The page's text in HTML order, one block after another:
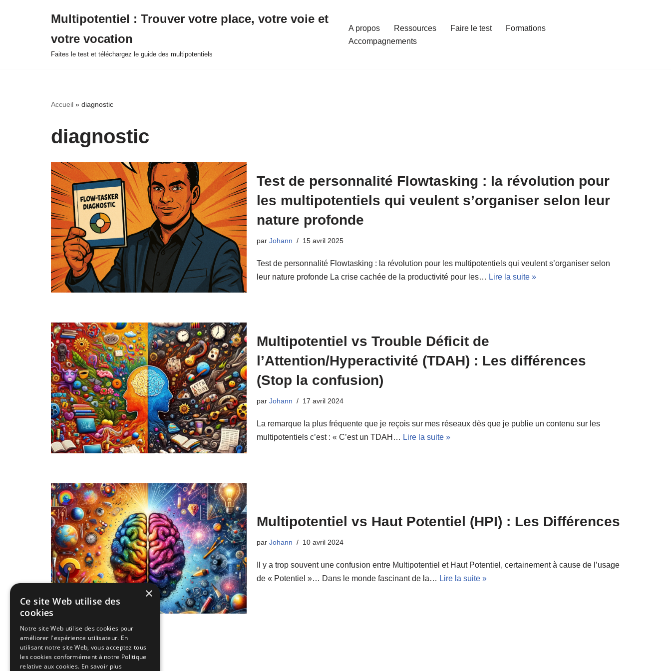
Multipotentiel : Trouver votre place, votre voie et
votre vocation
Faites le test et téléchargez le guide des multipotentiels
A propos Ressources Faire le test
Formations
Accompagnements
Accueil » diagnostic
diagnostic
Test de personnalité Flowtasking : la révolution pour
les multipotentiels qui veulent s’organiser selon leur
nature profonde
par Johann 15 avril 2025
Test de personnalité Flowtasking : la révolution pour les multipotentiels qui veulent s’organiser selon
leur nature profonde La crise cachée de la productivité pour les… Lire la suite »
Multipotentiel vs Trouble Déficit de
l’Attention/Hyperactivité (TDAH) : Les différences
(Stop la confusion)
par Johann 17 avril 2024
La remarque la plus fréquente que je reçois sur mes réseaux dès que je publie un contenu sur les
multipotentiels c’est : « C’est un TDAH… Lire la suite »
Multipotentiel vs Haut Potentiel (HPI) : Les Différences
par Johann 10 avril 2024
Il y a trop souvent une confusion entre Multipotentiel et Haut Potentiel, certainement à cause de l’usage
de « Potentiel »… Dans le monde fascinant de la… Lire la suite »
×
Ce site Web utilise des
cookies
Notre site Web utilise des cookies pour
améliorer l'expérience utilisateur. En
utilisant notre site Web, vous acceptez tous
les cookies conformément à notre Politique
relative aux cookies. En savoir plus